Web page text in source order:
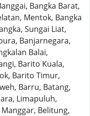
Bangka Barat,
Mentok, Bangka
Sungai Liat,
Banjarnegara,
Balai,
Barito Kuala,
Barito Timur,
Barru, Batang,
Limapuluh,
Belitung,